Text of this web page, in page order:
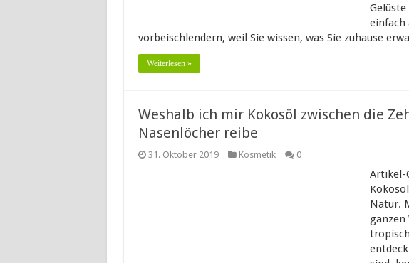
einfach
vorbeischlendern, weil Sie wissen, was Sie zuhause
Weiterlesen »
Weshalb ich mir Kokosöl zwischen die
Nasenlöcher reibe
31. Oktober 2019 Kosmetik 0
Artikel-
Natur.
ganzen